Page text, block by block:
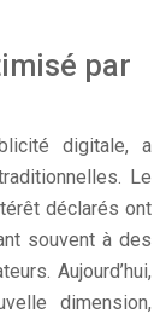
par
digitale, a
Le
déclarés ont
souvent à des
Aujourd’hui,
dimension,